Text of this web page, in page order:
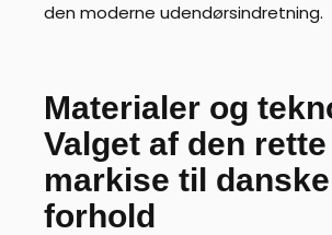
den moderne udendørsindretning.
Materialer og
Valget af den rette
markise til danske
forhold